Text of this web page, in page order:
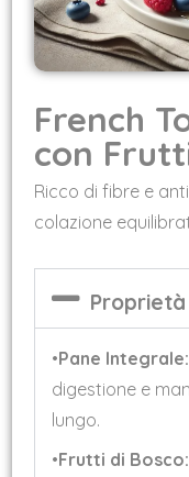
French
con
Ricco di fibre e
colazione
•Pane Integrale:
digestione e
lungo.
•Frutti di Bosco: